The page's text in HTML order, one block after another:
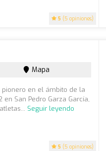
5 (5 opiniones)
5 (5 opiniones)
Mapa
pionero en el ámbito de la
San Pedro Garza García,
Seguir leyendo